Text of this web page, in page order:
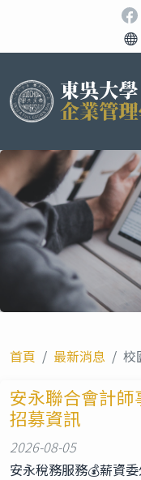
首頁 最新消息 校
安永聯合會計
招募資訊
2026-08-05
安永稅務服務💰薪資